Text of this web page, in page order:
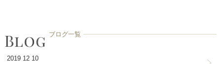
ブログ一覧
2019 12 10